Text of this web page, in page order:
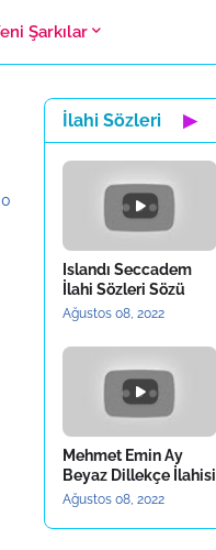
Şarkılar
0
İlahi Sözleri ▶
Islandı Seccadem
İlahi Sözleri Sözü
Ağustos 08, 2022
Mehmet Emin Ay
Beyaz Dillekçe İlahisi
Ağustos 08, 2022